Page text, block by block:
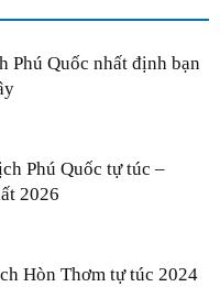
Phú Quốc nhất định bạn
Phú Quốc tự túc –
2026
Hòn Thơm tự túc 2024